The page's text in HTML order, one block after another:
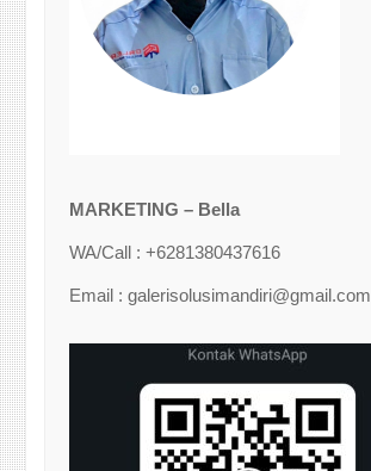
MARKETING – Bella
WA/Call : +6281380437616
Email : galerisolusimandiri@gmail.com